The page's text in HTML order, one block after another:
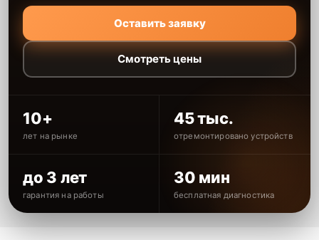
Оставить заявку
Смотреть цены
10+
лет на рынке
45 тыс.
отремонтировано устройств
до 3 лет
гарантия на работы
30 мин
бесплатная диагностика